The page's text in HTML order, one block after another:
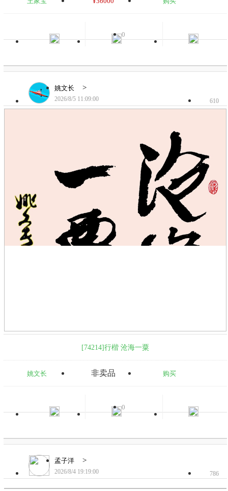
0
姚文长 >
2026/8/5 11:09:00 610
[74214]行楷 沧海一粟
姚文长 非卖品 购买
0
孟子洋 >
2026/8/4 19:19:00 786